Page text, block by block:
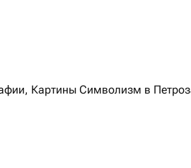
Картины Символизм в